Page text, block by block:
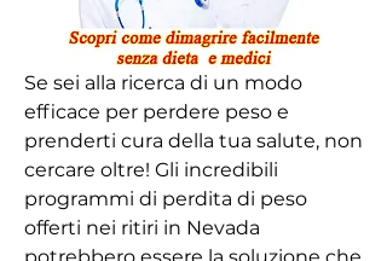
Se sei alla ricerca di un modo
efficace per perdere peso e
prenderti cura della tua salute, non
cercare oltre! Gli incredibili
programmi di perdita di peso
offerti nei ritiri in Nevada
potrebbero essere la soluzione che